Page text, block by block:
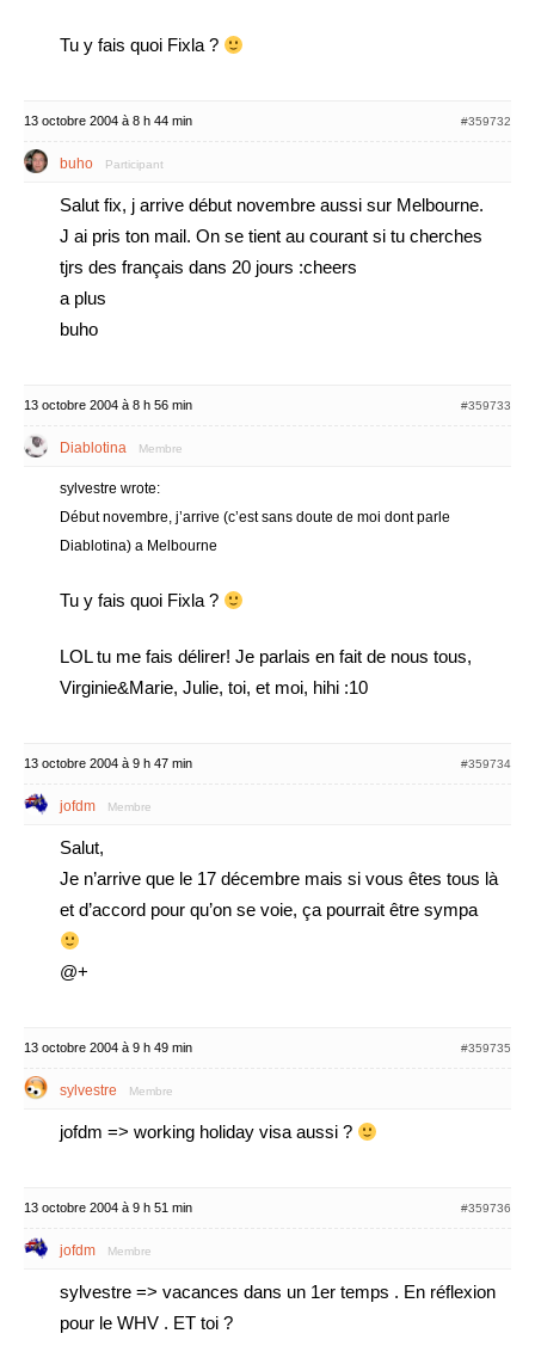
Tu y fais quoi Fixla ?
13 octobre 2004 à 8 h 44 min #359732
buho Participant
Salut fix, j arrive début novembre aussi sur Melbourne.
J ai pris ton mail. On se tient au courant si tu cherches
tjrs des français dans 20 jours :cheers
a plus
buho
13 octobre 2004 à 8 h 56 min #359733
Diablotina Membre
sylvestre wrote:
Début novembre, j’arrive (c’est sans doute de moi dont parle
Diablotina) a Melbourne
Tu y fais quoi Fixla ?
LOL tu me fais délirer! Je parlais en fait de nous tous,
Virginie&Marie, Julie, toi, et moi, hihi :10
13 octobre 2004 à 9 h 47 min #359734
jofdm Membre
Salut,
Je n’arrive que le 17 décembre mais si vous êtes tous là
et d’accord pour qu’on se voie, ça pourrait être sympa
@+
13 octobre 2004 à 9 h 49 min #359735
sylvestre Membre
jofdm => working holiday visa aussi ?
13 octobre 2004 à 9 h 51 min #359736
jofdm Membre
sylvestre => vacances dans un 1er temps . En réflexion
pour le WHV . ET toi ?